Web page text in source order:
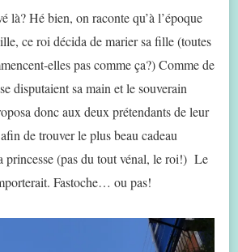
là? Hé bien, on raconte qu’à l’époque
ce roi décida de marier sa fille (toutes
elles pas comme ça?) Comme de
disputaient sa main et le souverain
donc aux deux prétendants de leur
de trouver le plus beau cadeau
(pas du tout vénal, le roi!) Le
Fastoche… ou pas!